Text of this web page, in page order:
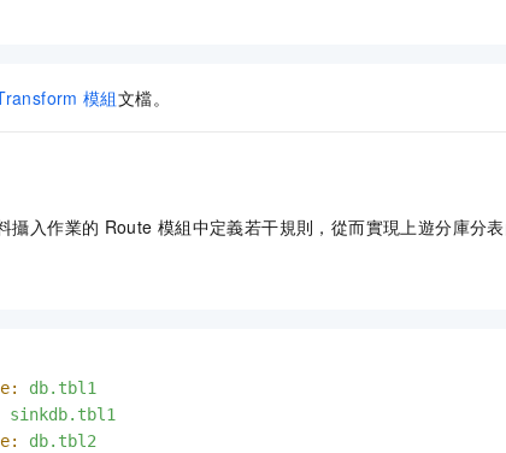
模組文檔。
攝入作業的 Route 模組中定義若干規則，從而實現上遊分庫分
db.tbl1
sinkdb.tbl1
db.tbl2